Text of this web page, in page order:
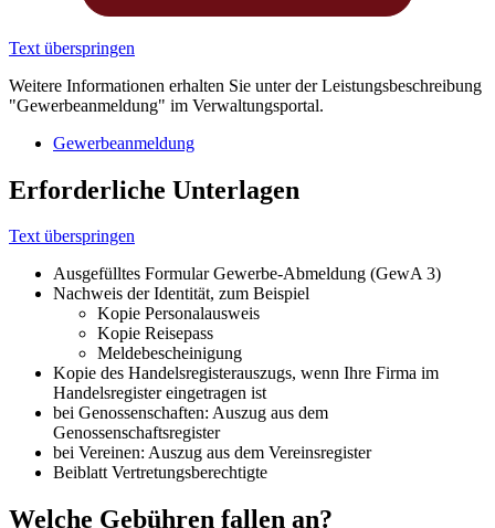
Text überspringen
Weitere Informationen erhalten Sie unter der Leistungsbeschreibung
"Gewerbeanmeldung" im Verwaltungsportal.
Gewerbeanmeldung
Erforderliche Unterlagen
Text überspringen
Ausgefülltes Formular Gewerbe-Abmeldung (GewA 3)
Nachweis der Identität, zum Beispiel
Kopie Personalausweis
Kopie Reisepass
Meldebescheinigung
Kopie des Handelsregisterauszugs, wenn Ihre Firma im
Handelsregister eingetragen ist
bei Genossenschaften: Auszug aus dem
Genossenschaftsregister
bei Vereinen: Auszug aus dem Vereinsregister
Beiblatt Vertretungsberechtigte
Welche Gebühren fallen an?